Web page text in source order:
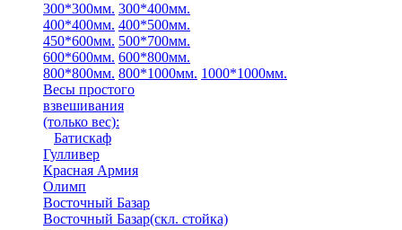
300*300мм. 300*400мм.
400*400мм. 400*500мм.
450*600мм. 500*700мм.
600*600мм. 600*800мм.
800*800мм. 800*1000мм. 1000*1000мм.
Весы простого
взвешивания
(только вес):
Батискаф
Гулливер
Красная Армия
Олимп
Восточный Базар
Восточный Базар(скл. стойка)